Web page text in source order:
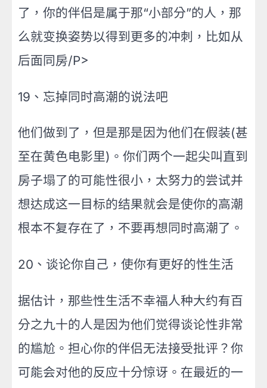
了，你的伴侣是属于那“小部分”的人，那
么就变换姿势以得到更多的冲刺，比如从
后面同房/P>
19、忘掉同时高潮的说法吧
他们做到了，但是那是因为他们在假装(甚
至在黄色电影里)。你们两个一起尖叫直到
房子塌了的可能性很小，太努力的尝试并
想达成这一目标的结果就会是使你的高潮
根本不复存在了，不要再想同时高潮了。
20、谈论你自己，使你有更好的性生活
据估计，那些性生活不幸福人种大约有百
分之九十的人是因为他们觉得谈论性非常
的尴尬。担心你的伴侣无法接受批评？你
可能会对他的反应十分惊讶。在最近的一